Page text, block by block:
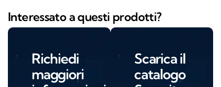
Interessato a questi prodotti?
Richiedi
maggiori
Scarica il
catalogo